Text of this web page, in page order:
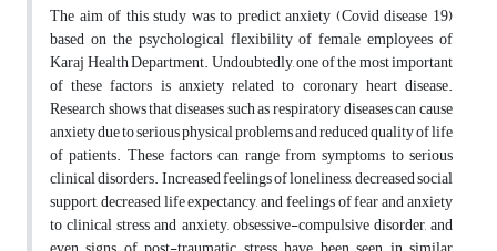
The aim of this study was to predict anxiety (Covid disease 19)
based on the psychological flexibility of female employees of
Karaj Health Department. Undoubtedly, one of the most important
of these factors is anxiety related to coronary heart disease.
Research shows that diseases such as respiratory diseases can cause
anxiety due to serious physical problems and reduced quality of life
of patients. These factors can range from symptoms to serious
clinical disorders. Increased feelings of loneliness, decreased social
support, decreased life expectancy, and feelings of fear and anxiety
to clinical stress and anxiety, obsessive-compulsive disorder, and